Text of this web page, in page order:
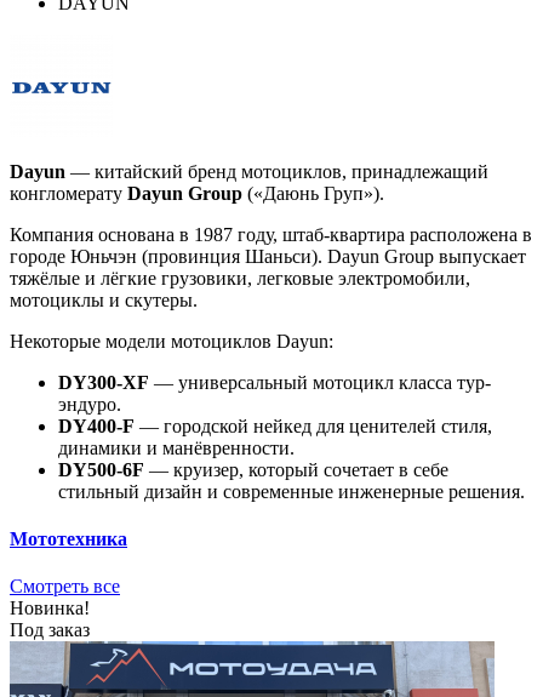
Dayun — китайский бренд мотоциклов, принадлежащий
конгломерату Dayun Group («Даюнь Груп»).
Компания основана в 1987 году, штаб-квартира расположена в
городе Юньчэн (провинция Шаньси). Dayun Group выпускает
тяжёлые и лёгкие грузовики, легковые электромобили,
мотоциклы и скутеры.
Некоторые модели мотоциклов Dayun:
DY300-XF — универсальный мотоцикл класса тур-
эндуро.
DY400-F — городской нейкед для ценителей стиля,
динамики и манёвренности.
DY500-6F — круизер, который сочетает в себе
стильный дизайн и современные инженерные решения.
Мототехника
Смотреть все
Новинка!
Под заказ